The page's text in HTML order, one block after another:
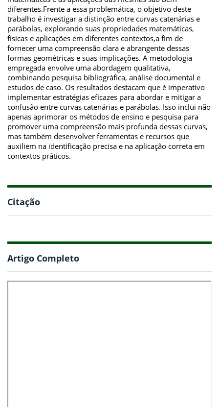
diferentes.Frente a essa problemática, o objetivo deste
trabalho é investigar a distinção entre curvas catenárias e
parábolas, explorando suas propriedades matemáticas,
físicas e aplicações em diferentes contextos,a fim de
fornecer uma compreensão clara e abrangente dessas
formas geométricas e suas implicações. A metodologia
empregada envolve uma abordagem qualitativa,
combinando pesquisa bibliográfica, análise documental e
estudos de caso. Os resultados destacam que é imperativo
implementar estratégias eficazes para abordar e mitigar a
confusão entre curvas catenárias e parábolas. Isso inclui não
apenas aprimorar os métodos de ensino e pesquisa para
promover uma compreensão mais profunda dessas curvas,
mas também desenvolver ferramentas e recursos que
auxiliem na identificação precisa e na aplicação correta em
contextos práticos.
Citação
Artigo Completo